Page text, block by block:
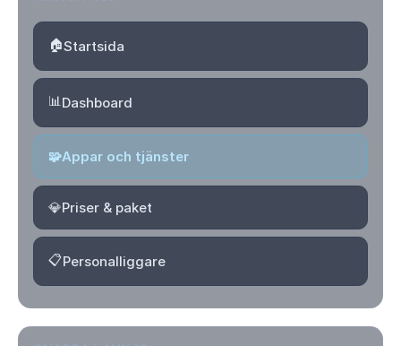
🏠Startsida
📊Dashboard
🧩Appar och tjänster
💎Priser & paket
📋Personalliggare